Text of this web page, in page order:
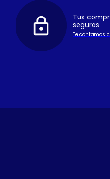
Tus
seguras
Te contamos